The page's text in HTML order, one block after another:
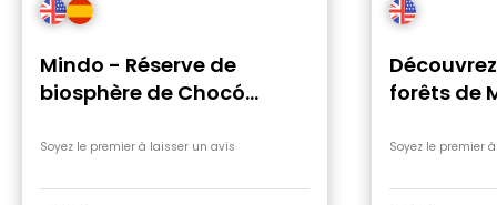
Mindo - Réserve de
biosphère de Chocó
Soyez le premier à laisser un avis
forêts de
Soyez le premier